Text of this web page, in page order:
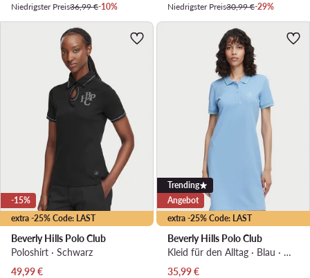
Niedrigster Preis36,99 €-10%
Niedrigster Preis30,99 €-29%
extra -25% Code: LAST
-15%
Beverly Hills Polo Club
Poloshirt · Schwarz
Aktueller Preis
49,99€
extra -25% Code: LAST
Trending
Angebot
Beverly Hills Polo Club
Kleid für den Alltag · Blau · Mini
Aktueller Preis
35,99€